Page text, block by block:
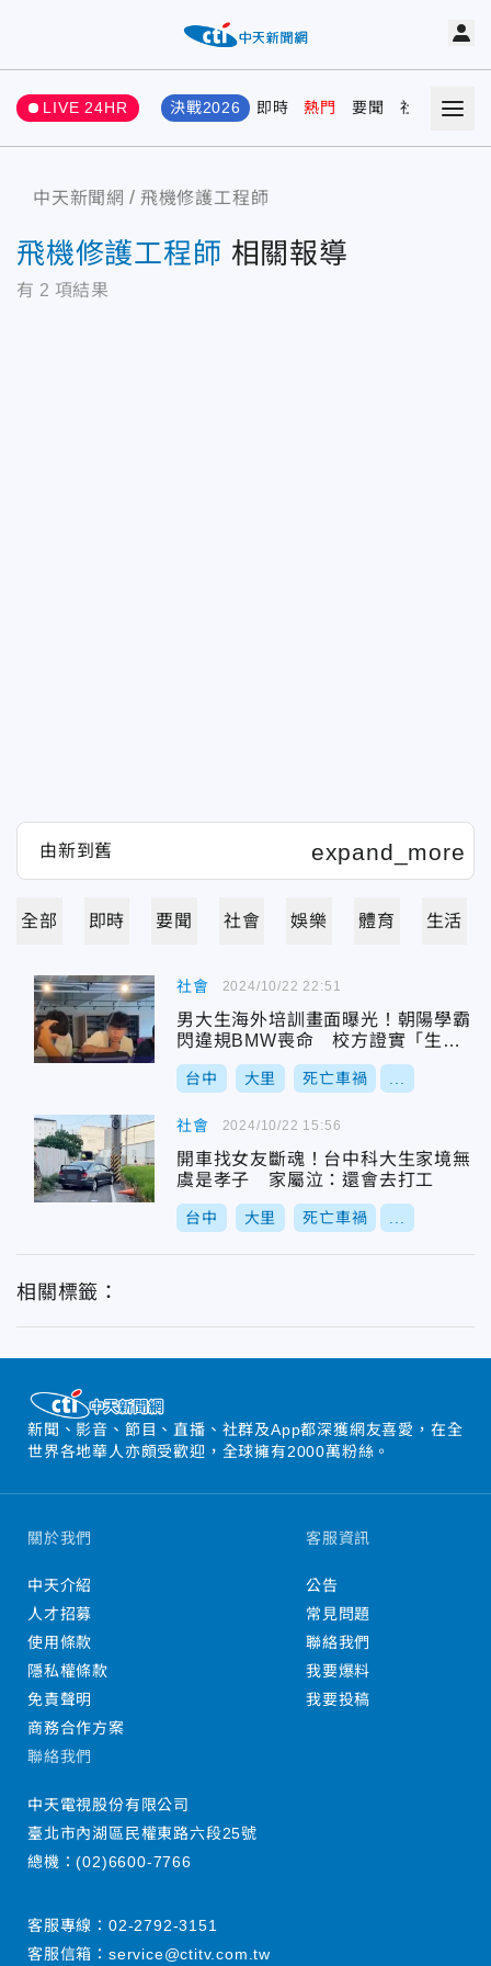
LIVE 24HR 決戰2026 即時 熱門 要聞 社會 娛樂
中天新聞網 飛機修護工程師
飛機修護工程師 相關報導
有 2 項結果
全部 即時 要聞 社會 娛樂 體育 生活
社會
男大生海外培訓畫面曝光！朝陽學霸
閃違規BMW喪命 校方證實「生前
錄取星宇航空」
台中 大里 死亡車禍
2024/10/22 22:51
社會
開車找女友斷魂！台中科大生家境無
虞是孝子 家屬泣：還會去打工
台中 大里 死亡車禍
2024/10/22 15:56
相關標籤：
新聞、影音、節目、直播、社群及App都深獲網友喜愛，在全
世界各地華人亦頗受歡迎，全球擁有2000萬粉絲。
關於我們
中天介紹
人才招募
使用條款
隱私權條款
免責聲明
商務合作方案
客服資訊
公告
常見問題
聯絡我們
我要爆料
我要投稿
聯絡我們
中天電視股份有限公司
臺北市內湖區民權東路六段25號
總機：(02)6600-7766
客服專線： 02-2792-3151
客服信箱： service@ctitv.com.tw